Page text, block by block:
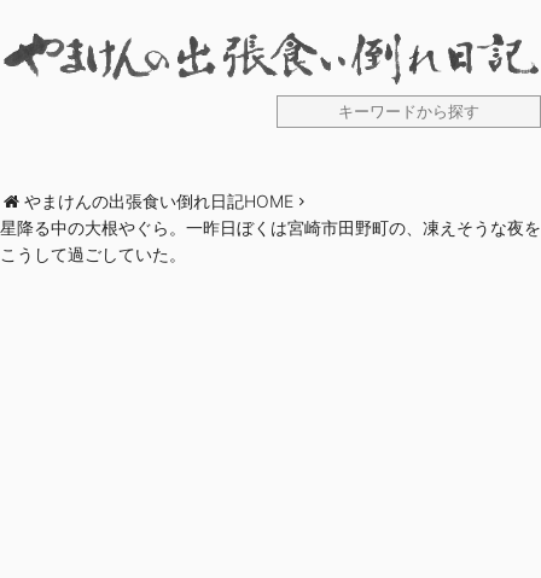
やまけんの出張食い倒れ日記HOME
星降る中の大根やぐら。一昨日ぼくは宮崎市田野町の、凍えそうな夜を
こうして過ごしていた。